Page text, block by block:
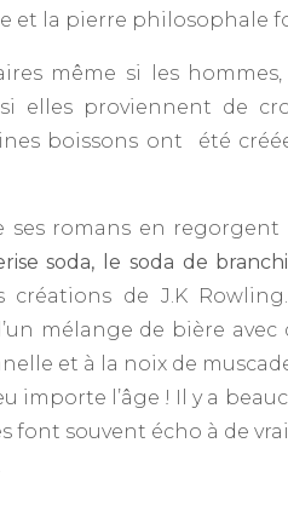
et la pierre philosophale
même si les hommes,
elles proviennent de
boissons ont été
ses romans en regorgent
soda, le soda de
créations de J.K
mélange de bière
et à la noix de
importe l’âge ! Il y a
font souvent écho à de